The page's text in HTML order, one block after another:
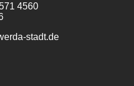
4560
stadt.de